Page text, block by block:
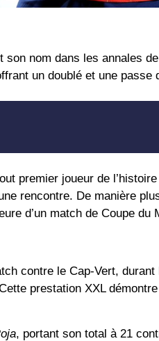
son nom dans les annales
un doublé et une
premier joueur de
rencontre. De manière
d’un match de Coupe du
contre le Cap-Vert, durant
prestation XXL
, portant son total à 21